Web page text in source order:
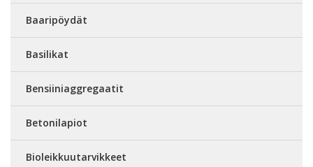
Baaripöydät
Basilikat
Bensiiniaggregaatit
Betonilapiot
Bioleikkuutarvikkeet